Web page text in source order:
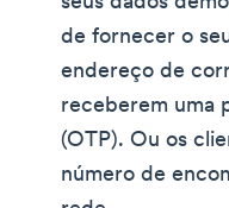
de fornecer o
endereço de
receberem uma
(OTP). Ou os
número de